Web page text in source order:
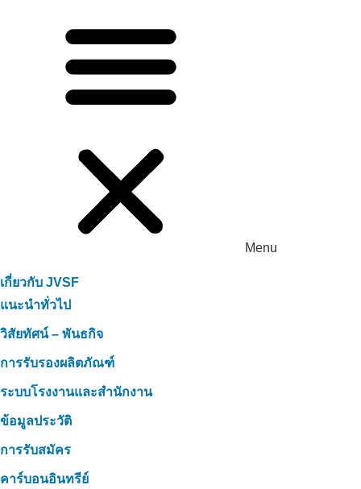
Menu
เกี่ยวกับ JVSF
แนะนำทั่วไป
วิสัยทัศน์ – พันธกิจ
การรับรองผลิตภัณฑ์
ระบบโรงงานและสำนักงาน
ข้อมูลประวัติ
การรับสมัคร
คาร์บอนอินทรีย์